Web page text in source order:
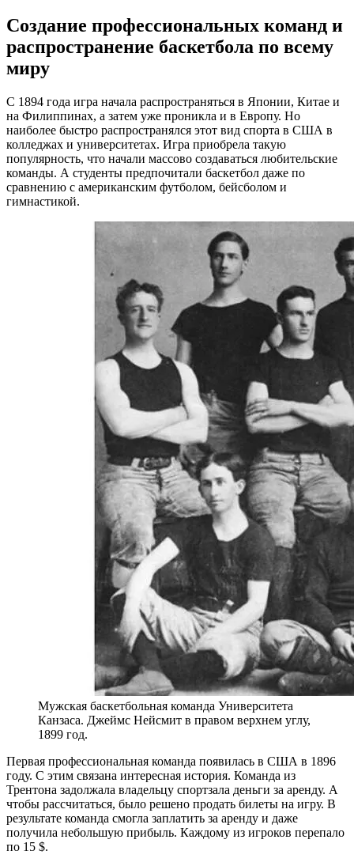
Создание профессиональных команд и
распространение баскетбола по всему
миру
С 1894 года игра начала распространяться в Японии, Китае и
на Филиппинах, а затем уже проникла и в Европу. Но
наиболее быстро распространялся этот вид спорта в США в
колледжах и университетах. Игра приобрела такую
популярность, что начали массово создаваться любительские
команды. А студенты предпочитали баскетбол даже по
сравнению с американским футболом, бейсболом и
гимнастикой.
Мужская баскетбольная команда Университета
Канзаса. Джеймс Нейсмит в правом верхнем углу,
1899 год.
Первая профессиональная команда появилась в США в 1896
году. С этим связана интересная история. Команда из
Трентона задолжала владельцу спортзала деньги за аренду. А
чтобы рассчитаться, было решено продать билеты на игру. В
результате команда смогла заплатить за аренду и даже
получила небольшую прибыль. Каждому из игроков перепало
по 15 $.